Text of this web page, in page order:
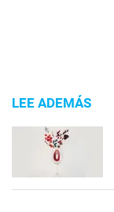
LEE ADEMÁS